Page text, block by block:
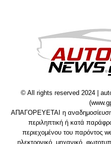
© All rights reserved 2024 |
ΑΠΑΓΟΡΕΥΕΤΑΙ η
περιληπτική ή κατά
περιεχομένου του παρόντος
ηλεκτρονικό, μηχανικό,